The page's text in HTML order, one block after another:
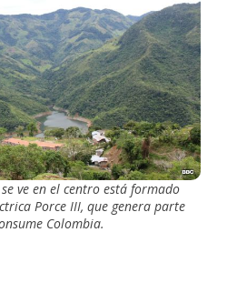
ve en el centro está formado
Porce III, que genera parte
Colombia.